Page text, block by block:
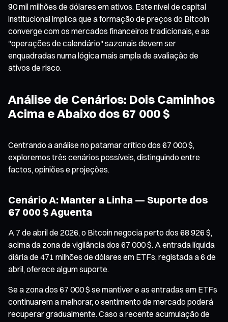
90 mil milhões de dólares em ativos. Este nível de capital
institucional implica que a formação de preços do Bitcoin
converge com os mercados financeiros tradicionais, e as
"operações de calendário" sazonais devem ser
enquadradas numa lógica mais ampla de avaliação de
ativos de risco.
Análise de Cenários: Dois Caminhos
Acima e Abaixo dos 67 000 $
Centrando a análise no patamar crítico dos 67 000 $,
exploremos três cenários possíveis, distinguindo entre
factos, opiniões e projeções.
Cenário A: Manter a Linha — Suporte dos
67 000 $ Aguenta
A 7 de abril de 2026, o Bitcoin negocia perto dos 68 926 $,
acima da zona de vigilância dos 67 000 $. A entrada líquida
diária de 471 milhões de dólares em ETFs, registada a 6 de
abril, oferece algum suporte.
Se a zona dos 67 000 $ se mantiver e as entradas em ETFs
continuarem a melhorar, o sentimento de mercado poderá
recuperar gradualmente. Caso a recente acumulação de